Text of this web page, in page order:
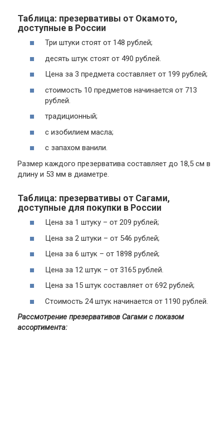
Таблица: презервативы от Окамото,
доступные в России
Три штуки стоят от 148 рублей;
десять штук стоят от 490 рублей.
Цена за 3 предмета составляет от 199 рублей;
стоимость 10 предметов начинается от 713
рублей.
традиционный;
с изобилием масла;
с запахом ванили.
Размер каждого презерватива составляет до 18,5 см в
длину и 53 мм в диаметре.
Таблица: презервативы от Сагами,
доступные для покупки в России
Цена за 1 штуку – от 209 рублей;
Цена за 2 штуки – от 546 рублей;
Цена за 6 штук – от 1898 рублей;
Цена за 12 штук – от 3165 рублей.
Цена за 15 штук составляет от 692 рублей;
Стоимость 24 штук начинается от 1190 рублей.
Рассмотрение презервативов Сагами с показом
ассортимента: